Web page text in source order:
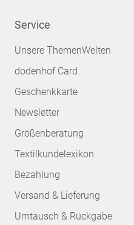
Service
Unsere ThemenWelten
dodenhof Card
Geschenkkarte
Newsletter
Größenberatung
Textilkundelexikon
Bezahlung
Versand & Lieferung
Umtausch & Rückgabe